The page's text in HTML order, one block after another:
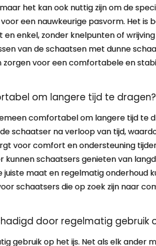
het kan ook nuttig zijn om de
een nauwkeurige pasvorm. Het is
enkel, zonder knelpunten of
van de schaatsen met dunne
voor een comfortabele en
om langere tijd te dragen?
comfortabel om langere tijd te
schaatser na verloop van tijd,
voor comfort en ondersteuning
kunnen schaatsers genieten van
juiste maat en regelmatig onderhoud
schaatsers die op zoek zijn naar
door regelmatig gebruik
gebruik op het ijs. Net als elk ander